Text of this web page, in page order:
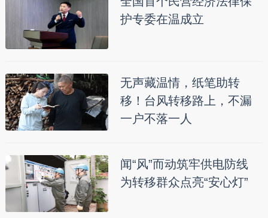
护专委在温成立
无声藏温情，纸笔助转
移！台风转移路上，不漏
一户不落一人
闻“风”而动筑牢供电防线
为转移群众点亮“安心灯”